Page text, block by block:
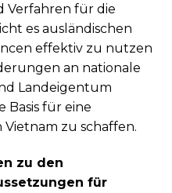
Verfahren für die
es ausländischen
effektiv zu nutzen
an nationale
Landeigentum
Basis für eine
zu schaffen.
zu den
für